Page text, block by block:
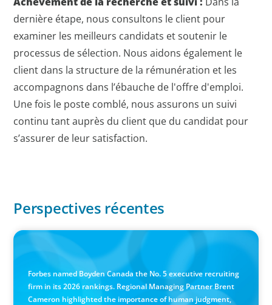
dernière étape, nous consultons le client pour
examiner les meilleurs candidats et soutenir le
processus de sélection. Nous aidons également le
client dans la structure de la rémunération et les
accompagnons dans l’ébauche de l'offre d'emploi.
Une fois le poste comblé, nous assurons un suivi
continu tant auprès du client que du candidat pour
s’assurer de leur satisfaction.
Perspectives récentes
IN THE MEDIA
Canadian Recruitment Trends and Use of AI
Forbes named Boyden Canada the No. 5 executive recruiting
firm in its 2026 rankings. Regional Managing Partner Brent
Cameron highlighted the importance of human judgment,